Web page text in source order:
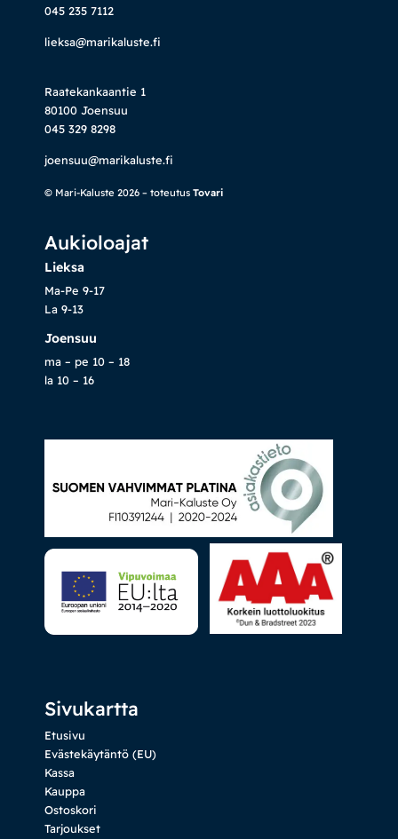
045 235 7112
lieksa@marikaluste.fi
Raatekankaantie 1
80100 Joensuu
045 329 8298
joensuu@marikaluste.fi
© Mari-Kaluste 2026 – toteutus Tovari
Aukioloajat
Lieksa
Ma-Pe 9-17
La 9-13
Joensuu
ma – pe 10 – 18
la 10 – 16
Sivukartta
Etusivu
Evästekäytäntö (EU)
Kassa
Kauppa
Ostoskori
Tarjoukset